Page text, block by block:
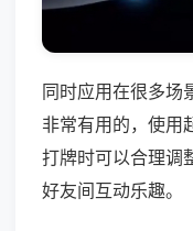
同时应用在很多场
非常有用的，使用
打牌时可以合理调
好友间互动乐趣。